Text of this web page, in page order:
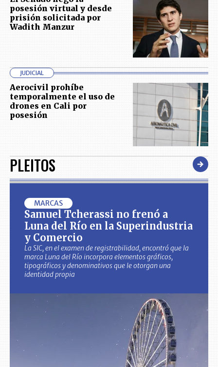
posesión virtual y desde
prisión solicitada por
Wadith Manzur
JUDICIAL
Aerocivil prohíbe
temporalmente el uso de
drones en Cali por
posesión
PLEITOS
MARCAS
Samuel Tcherassi no frenó a
Luna del Río en la Superindustria
y Comercio
La SIC, en el examen de registrabilidad, encontró que la
marca Luna del Río incorpora elementos gráficos,
tipográficos y denominativos que le otorgan una
identidad propia